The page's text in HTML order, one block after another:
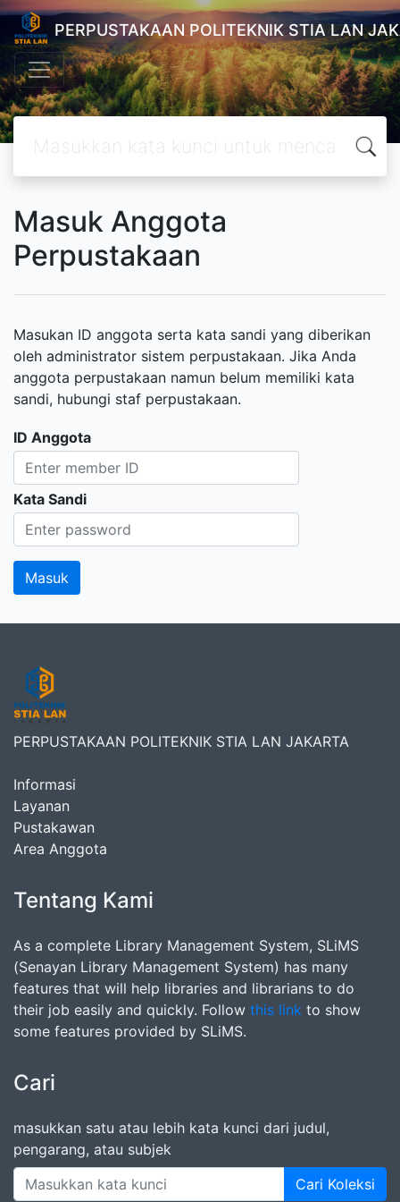
PERPUSTAKAAN POLITEKNIK STIA LAN
Masuk Anggota
Perpustakaan
Masukan ID anggota serta kata sandi yang diberikan
oleh administrator sistem perpustakaan. Jika Anda
anggota perpustakaan namun belum memiliki kata
sandi, hubungi staf perpustakaan.
ID Anggota
Kata Sandi
PERPUSTAKAAN POLITEKNIK STIA LAN JAKARTA
Informasi
Layanan
Pustakawan
Area Anggota
Tentang Kami
As a complete Library Management System, SLiMS
(Senayan Library Management System) has many
features that will help libraries and librarians to do
their job easily and quickly. Follow this link to show
some features provided by SLiMS.
Cari
masukkan satu atau lebih kata kunci dari judul,
pengarang, atau subjek
Cari Koleksi